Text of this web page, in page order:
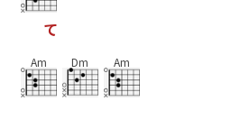
て
Am Dm Am